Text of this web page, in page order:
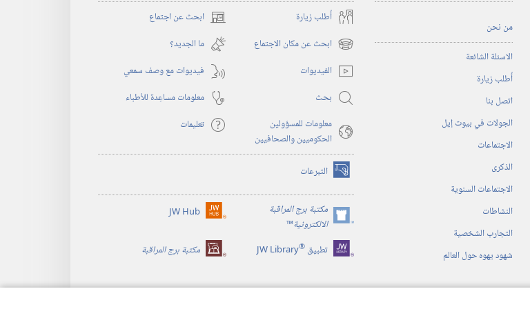
من نحن
الاسئلة الشائعة
أُطلب زيارة
اتصل بنا
الجولات في بيوت إيل
الاجتماعات
الذكرى
الاجتماعات السنوية
النشاطات
التجارب الشخصية
شهود يهوه حول العالم
أُطلب زيارة
ابحث عن اجتماع (يفتح
نافذة
جديدة)
ابحث عن مكان الاجتماع (يفتح
نافذة
ما الجديد؟‏
الفيديوات
فيديوات مع وصف سمعي
بحث
معلومات مساعِدة للأطباء
معلومات للمسؤولين
الحكوميين والصحافيين
تعليمات
التبرعات (يفتح
نافذة
جديدة) مكتبة برج المراقبة
الالكترونية™
(يفتح
نافذة
جديدة)
JW Hub (يفتح
جديدة)
تطبيق ®
JW Library مكتبة برج المراقبة